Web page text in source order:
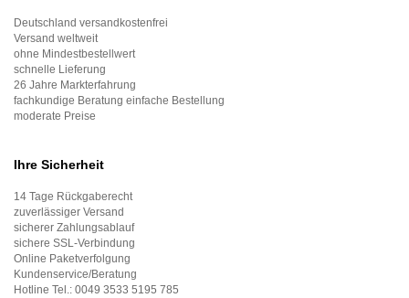
Deutschland versandkostenfrei
Versand weltweit
ohne Mindestbestellwert
schnelle Lieferung
26 Jahre Markterfahrung
fachkundige Beratung einfache Bestellung
moderate Preise
Ihre Sicherheit
14 Tage Rückgaberecht
zuverlässiger Versand
sicherer Zahlungsablauf
sichere SSL-Verbindung
Online Paketverfolgung
Kundenservice/Beratung
Hotline Tel.: 0049 3533 5195 785